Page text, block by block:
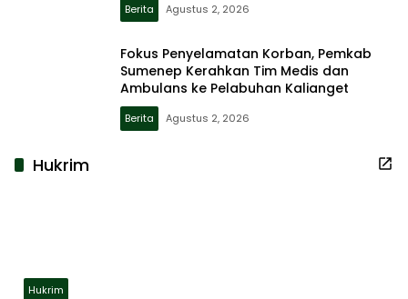
Berita Agustus 2, 2026
Fokus Penyelamatan Korban, Pemkab
Sumenep Kerahkan Tim Medis dan
Ambulans ke Pelabuhan Kalianget
Berita Agustus 2, 2026
Hukrim
Hukrim